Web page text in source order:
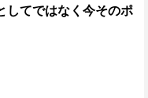
してではなく今そのポ